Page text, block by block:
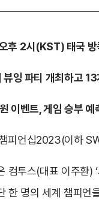
후 2시(KST) 태국 방
잉 파티 개최하고
이벤트, 게임 승부
피언십2023(이하
컴투스(대표 이주환)
한 명의 세계 챔피언